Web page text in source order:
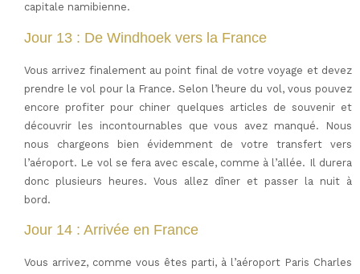
capitale namibienne.
Jour 13 : De Windhoek vers la France
Vous arrivez finalement au point final de votre voyage et devez
prendre le vol pour la France. Selon l’heure du vol, vous pouvez
encore profiter pour chiner quelques articles de souvenir et
découvrir les incontournables que vous avez manqué. Nous
nous chargeons bien évidemment de votre transfert vers
l’aéroport. Le vol se fera avec escale, comme à l’allée. Il durera
donc plusieurs heures. Vous allez dîner et passer la nuit à
bord.
Jour 14 : Arrivée en France
Vous arrivez, comme vous êtes parti, à l’aéroport Paris Charles